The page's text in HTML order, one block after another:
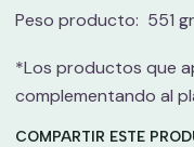
Peso producto: 551
*Los productos que
complementando al
COMPARTIR ESTE